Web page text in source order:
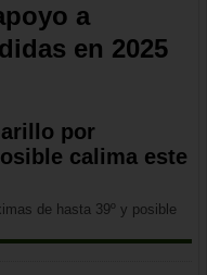
a
en 2025
por
calima este